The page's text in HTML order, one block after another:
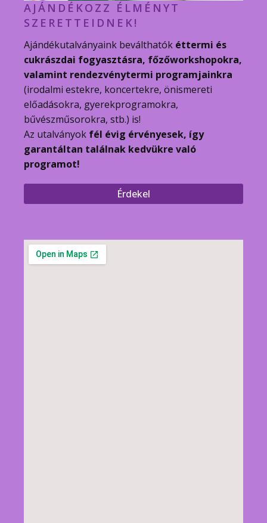
AJÁNDÉKOZZ ÉLMÉNYT
SZERETTEIDNEK!
Ajándékutalványaink beválthatók éttermi és
cukrászdai fogyasztásra, főzőworkshopokra,
valamint rendezvénytermi programjainkra
(irodalmi estekre, koncertekre, önismereti
előadásokra, gyerekprogramokra,
bűvészműsorokra, stb.) is!
Az utalványok fél évig érvényesek, így
garantáltan találnak kedvükre való
programot!
Érdekel